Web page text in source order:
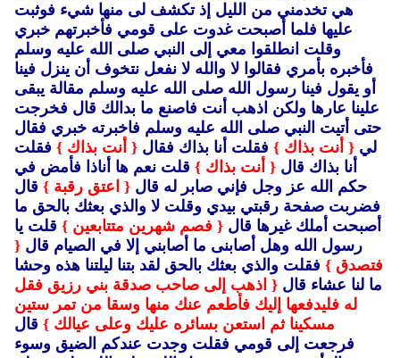
هي تخدمني من الليل إذ تكشف لى منها شيء فوثبت
عليها فلما أصبحت غدوت على قومي فأخبرتهم خبري
وقلت انطلقوا معي إلى النبي صلى الله عليه وسلم
فأخبره بأمري فقالوا لا والله لا نفعل نتخوف أن ينزل فينا
أو يقول فينا رسول الله صلى الله عليه وسلم مقالة يبقى
علينا عارها ولكن اذهب أنت فاصنع ما بدالك قال فخرجت
حتى أتيت النبي صلى الله عليه وسلم فاخبرته خبري فقال
لي { أنت بذاك } فقلت أنا بذاك فقال { أنت بذاك } فقلت
أنا بذاك قال { أنت بذاك } قلت نعم ها أناذا فأمض في
حكم الله عز وجل فإني صابر له قال { اعتق رقبة } قال
فضربت صفحة رقبتي بيدي وقلت لا والذي بعثك بالحق ما
أصبحت أملك غيرها قال { فصم شهرين متتابعين } قلت يا
رسول الله وهل أصابنى ما أصابني إلا في الصيام قال {
فتصدق } فقلت والذي بعثك بالحق لقد بتنا ليلتنا هذه وحشا
ما لنا عشاء قال { اذهب إلى صاحب صدقة بني رزيق فقل
له فليدفعها إليك فأطعم عنك منها وسقا من تمر ستين
مسكينا ثم استعن بسائره عليك وعلى عيالك } قال
فرجعت إلى قومي فقلت وجدت عندكم الضيق وسوء